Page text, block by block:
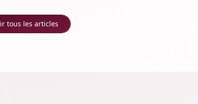
tous les articles